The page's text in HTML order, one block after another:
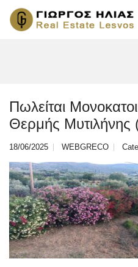
Πωλείται
Θερμής Μυτιλήνης
18/06/2025 WEBGRECO